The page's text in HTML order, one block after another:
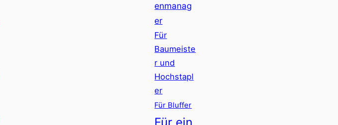
enmanag
er
Für
Baumeiste
r und
Hochstapl
er
Für Bluffer